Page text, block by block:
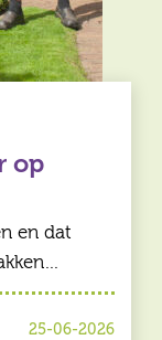
op
en dat
25-06-2026